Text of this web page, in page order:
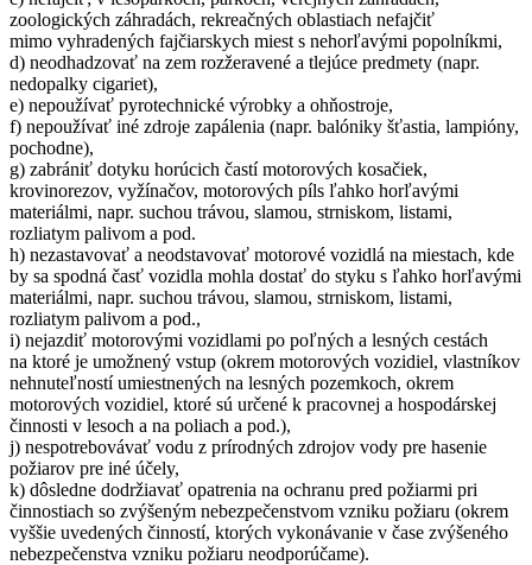
zoologických záhradách, rekreačných oblastiach nefajčiť
mimo vyhradených fajčiarskych miest s nehorľavými popolníkmi,
d) neodhadzovať na zem rozžeravené a tlejúce predmety (napr.
nedopalky cigariet),
e) nepoužívať pyrotechnické výrobky a ohňostroje,
f) nepoužívať iné zdroje zapálenia (napr. balóniky šťastia, lampióny,
pochodne),
g) zabrániť dotyku horúcich častí motorových kosačiek,
krovinorezov, vyžínačov, motorových píls ľahko horľavými
materiálmi, napr. suchou trávou, slamou, strniskom, listami,
rozliatym palivom a pod.
h) nezastavovať a neodstavovať motorové vozidlá na miestach, kde
by sa spodná časť vozidla mohla dostať do styku s ľahko horľavými
materiálmi, napr. suchou trávou, slamou, strniskom, listami,
rozliatym palivom a pod.,
i) nejazdiť motorovými vozidlami po poľných a lesných cestách
na ktoré je umožnený vstup (okrem motorových vozidiel, vlastníkov
nehnuteľností umiestnených na lesných pozemkoch, okrem
motorových vozidiel, ktoré sú určené k pracovnej a hospodárskej
činnosti v lesoch a na poliach a pod.),
j) nespotrebovávať vodu z prírodných zdrojov vody pre hasenie
požiarov pre iné účely,
k) dôsledne dodržiavať opatrenia na ochranu pred požiarmi pri
činnostiach so zvýšeným nebezpečenstvom vzniku požiaru (okrem
vyššie uvedených činností, ktorých vykonávanie v čase zvýšeného
nebezpečenstva vzniku požiaru neodporúčame).